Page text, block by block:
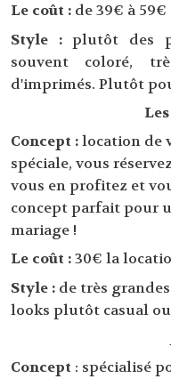
Le coût : de 39€ à 59€
Style :plutôt des
souvent coloré,
d'imprimés. Plutôt
Concept :location de
spéciale, vous
vous en profitez et
concept parfait pour
mariage !
Le coût :30€ la
Style : de très
looks plutôt casual
Concept : spécialisé